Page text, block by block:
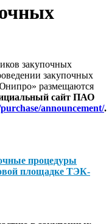
закупочных
закупочных
размещаются
сайт ПАО
announcement/.
процедуры
площадке ТЭК-